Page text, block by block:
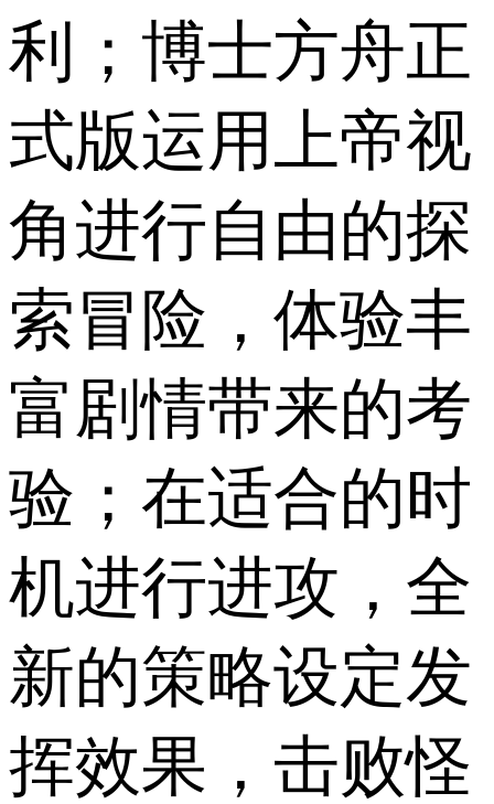
利；博士方舟正
式版运用上帝视
角进行自由的探
索冒险，体验丰
富剧情带来的考
验；在适合的时
机进行进攻，全
新的策略设定发
挥效果，击败怪